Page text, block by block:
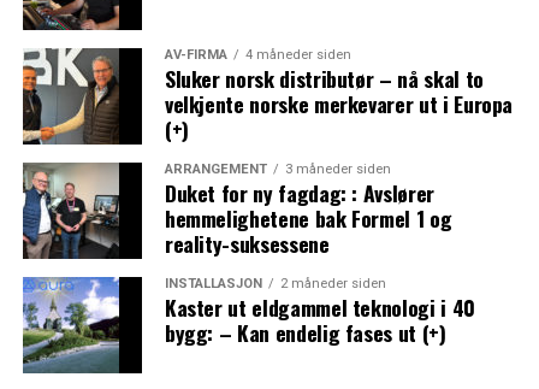
AV-FIRMA 4 måneder siden
Sluker norsk distributør – nå skal to
velkjente norske merkevarer ut i Europa
(+)
ARRANGEMENT 3 måneder siden
Duket for ny fagdag: : Avslører
hemmelighetene bak Formel 1 og
reality-suksessene
INSTALLASJON 2 måneder siden
Kaster ut eldgammel teknologi i 40
bygg: – Kan endelig fases ut (+)